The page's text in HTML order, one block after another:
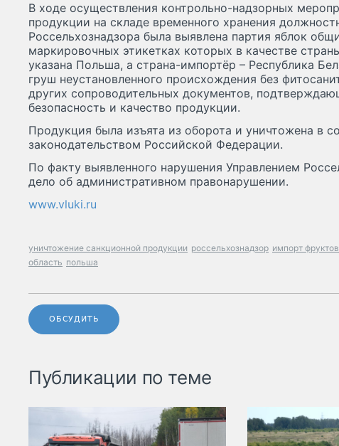
В ходе осуществления контрольно-надзорных
продукции на складе временного хранения
Россельхознадзора была выявлена партия яблок
маркировочных этикетках которых в качестве
указана Польша, а страна-импортёр – Республика
груш неустановленного происхождения без
других сопроводительных документов,
безопасность и качество продукции.
Продукция была изъята из оборота и уничтожена в
законодательством Российской Федерации.
По факту выявленного нарушения Управлением
дело об административном правонарушении.
www.vluki.ru
уничтожение санкционной продукции россельхознадзор импорт фруктов
область польша
ОБСУДИТЬ
Публикации по теме